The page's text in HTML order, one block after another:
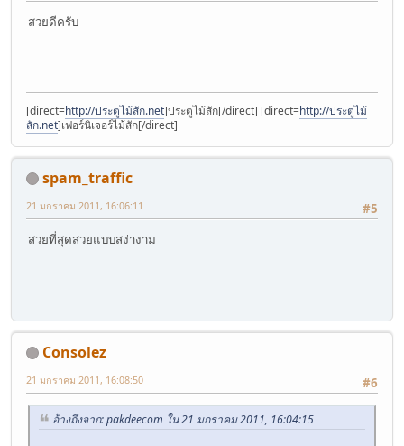
สวยดีครับ
[direct=http://ประตูไม้สัก.net]ประตูไม้สัก[/direct] [direct=http://ประตูไม้
สัก.net]เฟอร์นิเจอร์ไม้สัก[/direct]
spam_traffic
#5
21 มกราคม 2011, 16:06:11
สวยที่สุดสวยแบบสง่างาม
Consolez
#6
21 มกราคม 2011, 16:08:50
อ้างถึงจาก: pakdeecom ใน 21 มกราคม 2011, 16:04:15